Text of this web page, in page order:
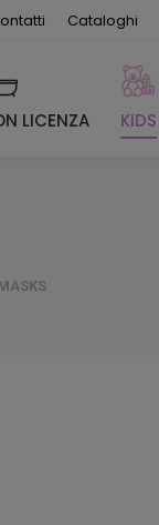
Cataloghi
LICENZA KIDS
LICENZA KIDS